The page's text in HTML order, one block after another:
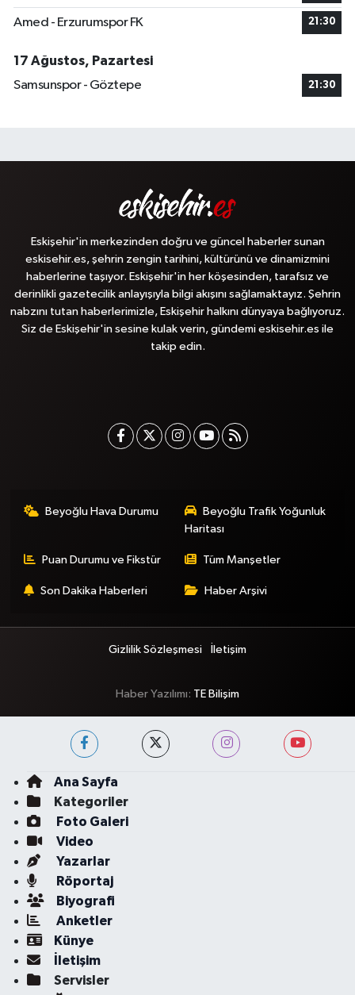
Amed - Erzurumspor FK 21:30
17 Ağustos, Pazartesi
Samsunspor - Göztepe
21:30
Eskişehir'in merkezinden doğru ve güncel haberler sunan
eskisehir.es, şehrin zengin tarihini, kültürünü ve dinamizmini
haberlerine taşıyor. Eskişehir'in her köşesinden, tarafsız ve
derinlikli gazetecilik anlayışıyla bilgi akışını sağlamaktayız. Şehrin
nabzını tutan haberlerimizle, Eskişehir halkını dünyaya bağlıyoruz.
Siz de Eskişehir'in sesine kulak verin, gündemi eskisehir.es ile
takip edin.
Beyoğlu Hava Durumu
Beyoğlu Trafik Yoğunluk
Haritası
Puan Durumu ve Fikstür Tüm Manşetler
Son Dakika Haberleri Haber Arşivi
Gizlilik Sözleşmesi İletişim
Haber Yazılımı: TE Bilişim
Ana Sayfa
Kategoriler
Foto Galeri
Video
Yazarlar
Röportaj
Biyografi
Anketler
Künye
İletişim
Servisler